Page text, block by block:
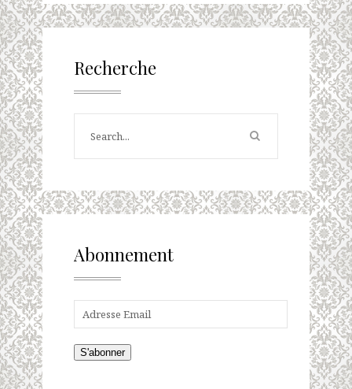
Recherche
Abonnement
S'abonner